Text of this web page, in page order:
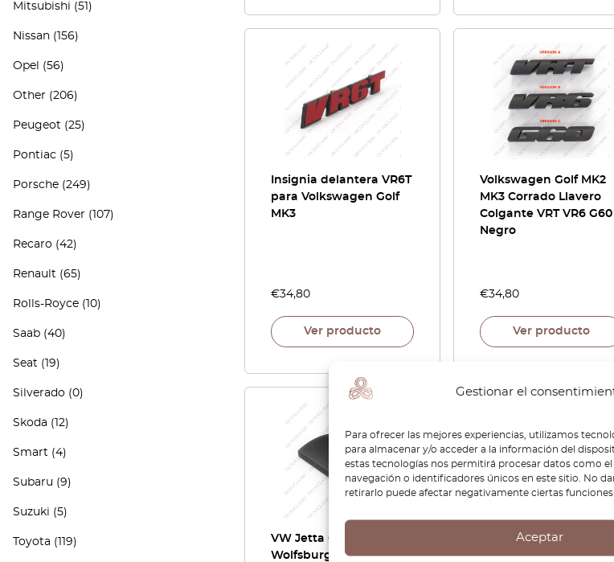
Gestionar el
Para ofrecer las mejores experiencias, utilizamos
para almacenar y/o acceder a la información del
estas tecnologías nos permitirá procesar datos como
navegación o identificadores únicos en este sitio. No
retirarlo puede afectar negativamente ciertas funciones
Aceptar
Mitsubishi (51)
Nissan (156)
Opel (56)
Other (206)
Peugeot (25)
Pontiac (5)
Porsche (249)
Range Rover (107)
Recaro (42)
Renault (65)
Rolls-Royce (10)
Saab (40)
Seat (19)
Silverado (0)
Skoda (12)
Smart (4)
Subaru (9)
Suzuki (5)
Toyota (119)
Insignia delantera VR6T
para Volkswagen Golf
MK3
€34,80
Ver producto
Volkswagen Golf MK2
MK3 Corrado Llavero
Colgante VRT VR6 G60
Negro
€34,80
Ver producto
VW Jetta Golf MK3
Wolfsburg OBD
VW Jetta Golf MK3 GLX
OBD cubierta de